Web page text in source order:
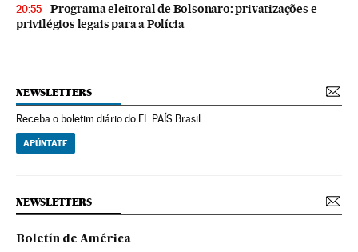
20:55
Programa eleitoral de Bolsonaro: privatizações e
privilégios legais para a Polícia
NEWSLETTERS
Receba o boletim diário do EL PAÍS Brasil
APÚNTATE
NEWSLETTERS
Boletín de América